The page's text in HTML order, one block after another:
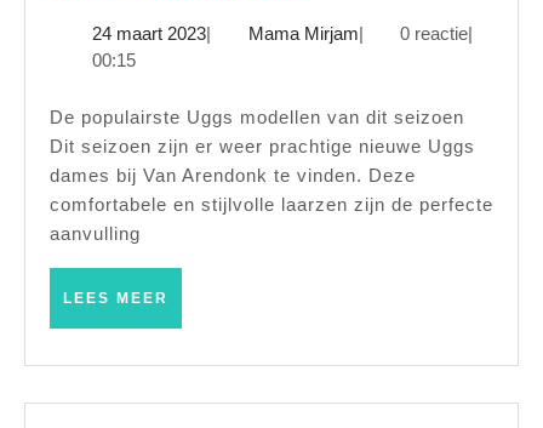
nieuwste
en
Nubikk
sneakers
Arendonk!
24 maart 202324
| Mama MirjamMama
| 0 reactie|
00:15
De populairste Uggs modellen van dit seizoen
Dit seizoen zijn er weer prachtige nieuwe Uggs
dames bij Van Arendonk te vinden. Deze
comfortabele en stijlvolle laarzen zijn de perfecte
aanvulling
LEES MEER